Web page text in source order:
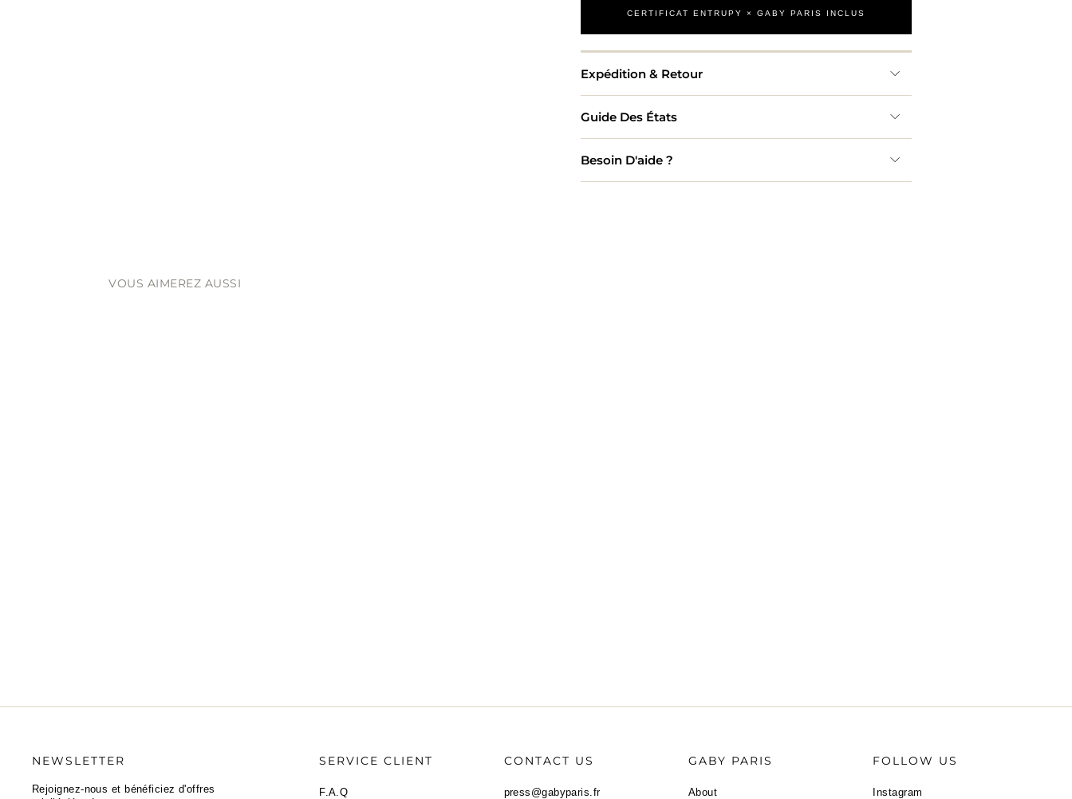
CERTIFICAT ENTRUPY × GABY PARIS INCLUS
Expédition & Retour
Guide Des États
Besoin D'aide ?
VOUS AIMEREZ AUSSI
NEWSLETTER
Rejoignez-nous et bénéficiez d'offres
SERVICE CLIENT
F.A.Q
CONTACT US
press@gabyparis.fr
GABY PARIS
About
FOLLOW US
Instagram